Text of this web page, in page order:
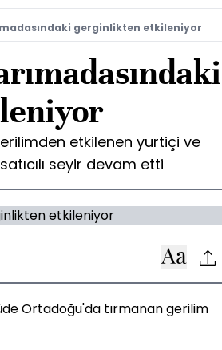
gerginlikten etkileniyor
etkilenen yurtiçi ve
seyir devam etti
Ortadoğu'da tırmanan gerilim